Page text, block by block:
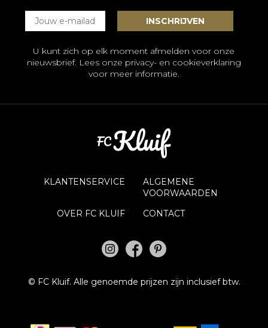
U kunt zich op elk moment afmelden voor onze
nieuwsbrief. Lees onze privacy- en cookieverklaring
voor meer informatie.
KLANTENSERVICE
ALGEMENE
VOORWAARDEN
OVER FC KLUIF
CONTACT
© FC Kluif. Alle genoemde prijzen zijn inclusief btw.